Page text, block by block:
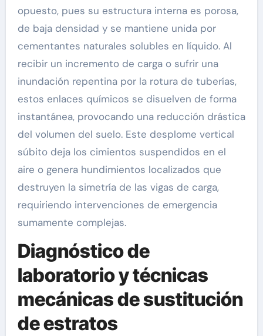
opuesto, pues su estructura interna es porosa,
de baja densidad y se mantiene unida por
cementantes naturales solubles en líquido. Al
recibir un incremento de carga o sufrir una
inundación repentina por la rotura de tuberías,
estos enlaces químicos se disuelven de forma
instantánea, provocando una reducción drástica
del volumen del suelo. Este desplome vertical
súbito deja los cimientos suspendidos en el
aire o genera hundimientos localizados que
destruyen la simetría de las vigas de carga,
requiriendo intervenciones de emergencia
sumamente complejas.
Diagnóstico de
laboratorio y técnicas
mecánicas de sustitución
de estratos